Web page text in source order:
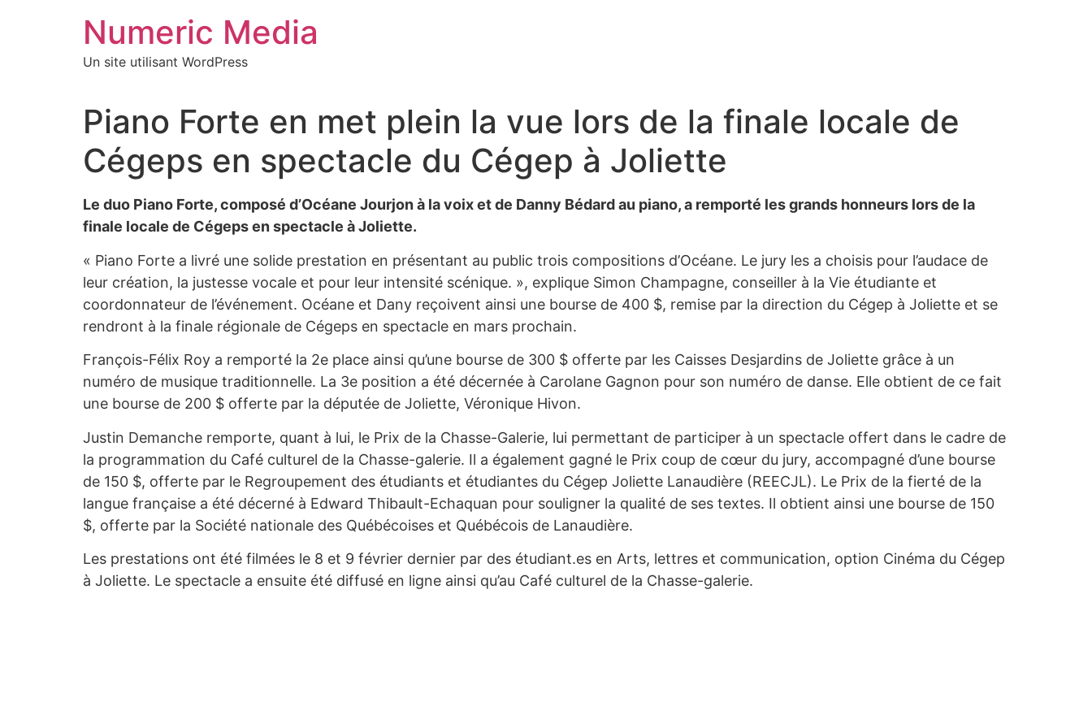
Numeric Media
Un site utilisant WordPress
Piano Forte en met plein la vue lors de la finale locale de
Cégeps en spectacle du Cégep à Joliette
Le duo Piano Forte, composé d’Océane Jourjon à la voix et de Danny Bédard au piano, a remporté les grands honneurs lors de la
finale locale de Cégeps en spectacle à Joliette.
« Piano Forte a livré une solide prestation en présentant au public trois compositions d’Océane. Le jury les a choisis pour l’audace de
leur création, la justesse vocale et pour leur intensité scénique. », explique Simon Champagne, conseiller à la Vie étudiante et
coordonnateur de l’événement. Océane et Dany reçoivent ainsi une bourse de 400 $, remise par la direction du Cégep à Joliette et se
rendront à la finale régionale de Cégeps en spectacle en mars prochain.
François-Félix Roy a remporté la 2e place ainsi qu’une bourse de 300 $ offerte par les Caisses Desjardins de Joliette grâce à un
numéro de musique traditionnelle. La 3e position a été décernée à Carolane Gagnon pour son numéro de danse. Elle obtient de ce fait
une bourse de 200 $ offerte par la députée de Joliette, Véronique Hivon.
Justin Demanche remporte, quant à lui, le Prix de la Chasse-Galerie, lui permettant de participer à un spectacle offert dans le cadre de
la programmation du Café culturel de la Chasse-galerie. Il a également gagné le Prix coup de cœur du jury, accompagné d’une bourse
de 150 $, offerte par le Regroupement des étudiants et étudiantes du Cégep Joliette Lanaudière (REECJL). Le Prix de la fierté de la
langue française a été décerné à Edward Thibault-Echaquan pour souligner la qualité de ses textes. Il obtient ainsi une bourse de 150
$, offerte par la Société nationale des Québécoises et Québécois de Lanaudière.
Les prestations ont été filmées le 8 et 9 février dernier par des étudiant.es en Arts, lettres et communication, option Cinéma du Cégep
à Joliette. Le spectacle a ensuite été diffusé en ligne ainsi qu’au Café culturel de la Chasse-galerie.